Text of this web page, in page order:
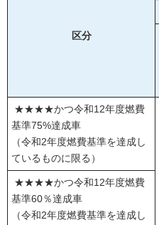
区分
★★★★かつ令和12年度燃費
基準75%達成車
（令和2年度燃費基準を達成し
ているものに限る）
★★★★かつ令和12年度燃費
基準60％達成車
（令和2年度燃費基準を達成し